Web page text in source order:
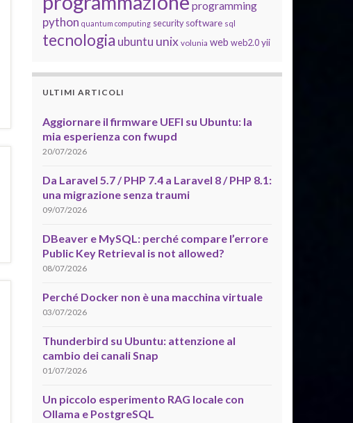
programming
python quantum computing security software sql
tecnologia ubuntu unix volunia web web2.0 yii
ULTIMI ARTICOLI
Aggiornare il firmware UEFI su Ubuntu: la
mia esperienza con fwupd
20/07/2026
Da Laravel 5.7 / PHP 7.4 a Laravel 8 / PHP 8.1:
una migrazione senza traumi
09/07/2026
DBeaver e MySQL: perché compare l’errore
Public Key Retrieval is not allowed?
08/07/2026
Perché Docker non è una macchina virtuale
03/07/2026
Thunderbird su Ubuntu: attenzione al
cambio dei canali Snap
01/07/2026
Un piccolo esperimento RAG locale con
Ollama e PostgreSQL